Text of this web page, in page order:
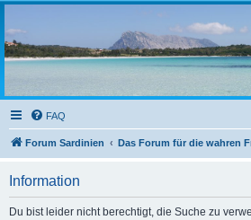
sardinien-forum.org
Das Forum der Freunde Sardiniens
FAQ
Forum Sardinien Das Forum für die wahren
Information
Du bist leider nicht berechtigt, die Suche zu